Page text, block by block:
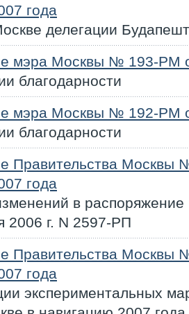
года
делегации
мэра Москвы № 193-РМ
благодарности
мэра Москвы № 192-РМ
благодарности
Правительства Москвы
года
в
2006 г. N 2597-РП
Правительства Москвы
года
экспериментальных